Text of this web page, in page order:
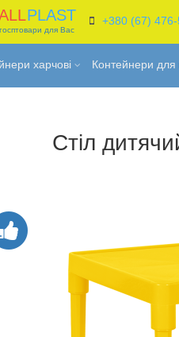
PLAST
госптовари для Вас
+380 (67)
харчові Контейнери
Стіл